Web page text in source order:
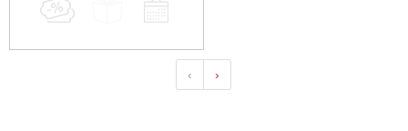
‹ ›